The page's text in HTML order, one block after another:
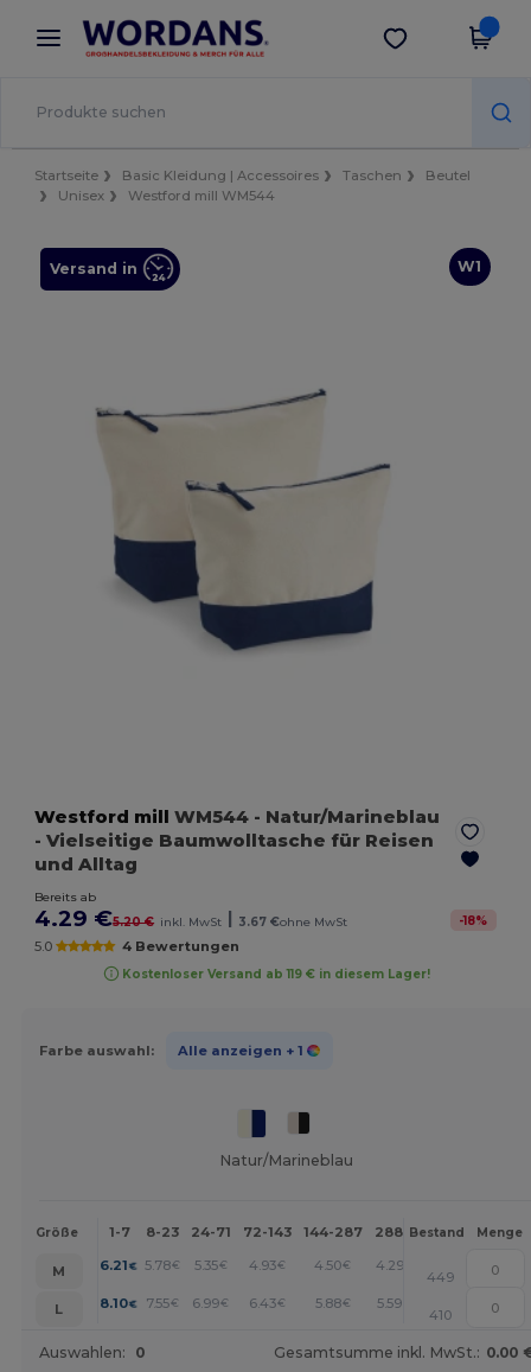
× Wordans App
Bessere Preise in der App!
App holen
Startseite Basic Kleidung | Accessoires Taschen
Beutel
Unisex
Westford mill WM544
W1
Versand in
Westford mill WM544 - Natur/Marineblau
- Vielseitige Baumwolltasche für Reisen
und Alltag
Bereits ab
4.29 €5.20 € inkl. MwSt | 3.67 €ohne MwSt -18%
5.0 4 Bewertungen
Kostenloser Versand ab 119 € in diesem Lager!
Farbe auswahl: Alle anzeigen + 1
Natur/Marineblau
Größe 1-7 8-23 24-71 72-143 144-287 288 + Mehr
Bestand Menge
M 6.21 € 5.78€ 5.35€ 4.93€ 4.50€ 4.29 +
449
L
8.10€ 7.55€ 6.99€ 6.43€ 5.88€ 5.59 +
410
Auswahlen: 0 Gesamtsumme inkl. MwSt.: 0.00